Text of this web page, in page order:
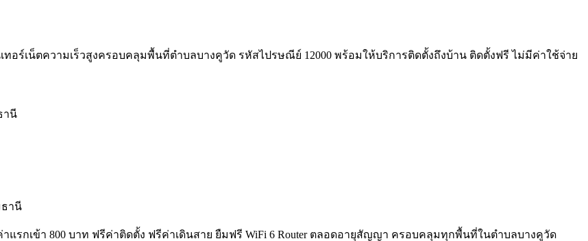
ทอร์เน็ตความเร็วสูงครอบคลุมพื้นที่ตำบลบางคูวัด รหัสไปรษณีย์ 12000 พร้อมให้บริการติดตั้งถึงบ้าน ติดตั้งฟรี ไม่มีค่าใช้จ่าย
านี
านี
าแรกเข้า 800 บาท ฟรีค่าติดตั้ง ฟรีค่าเดินสาย ยืมฟรี WiFi 6 Router ตลอดอายุสัญญา ครอบคลุมทุกพื้นที่ในตำบลบางคูวัด